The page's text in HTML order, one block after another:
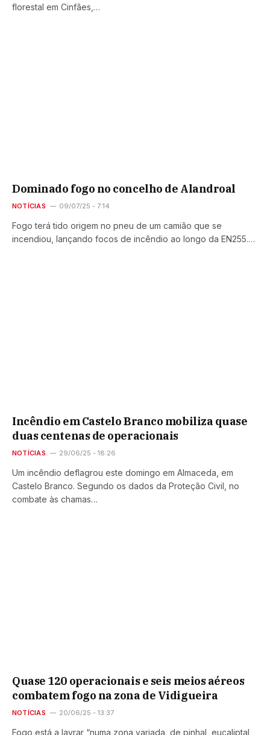
florestal em Cinfães,…
Dominado fogo no concelho de Alandroal
NOTÍCIAS 09/07/25 - 7:14
Fogo terá tido origem no pneu de um camião que se
incendiou, lançando focos de incêndio ao longo da EN255.…
Incêndio em Castelo Branco mobiliza quase
duas centenas de operacionais
NOTÍCIAS 29/06/25 - 18:26
Um incêndio deflagrou este domingo em Almaceda, em
Castelo Branco. Segundo os dados da Proteção Civil, no
combate às chamas…
Quase 120 operacionais e seis meios aéreos
combatem fogo na zona de Vidigueira
NOTÍCIAS 20/06/25 - 13:37
Fogo está a lavrar “numa zona variada, de pinhal, eucaliptal,